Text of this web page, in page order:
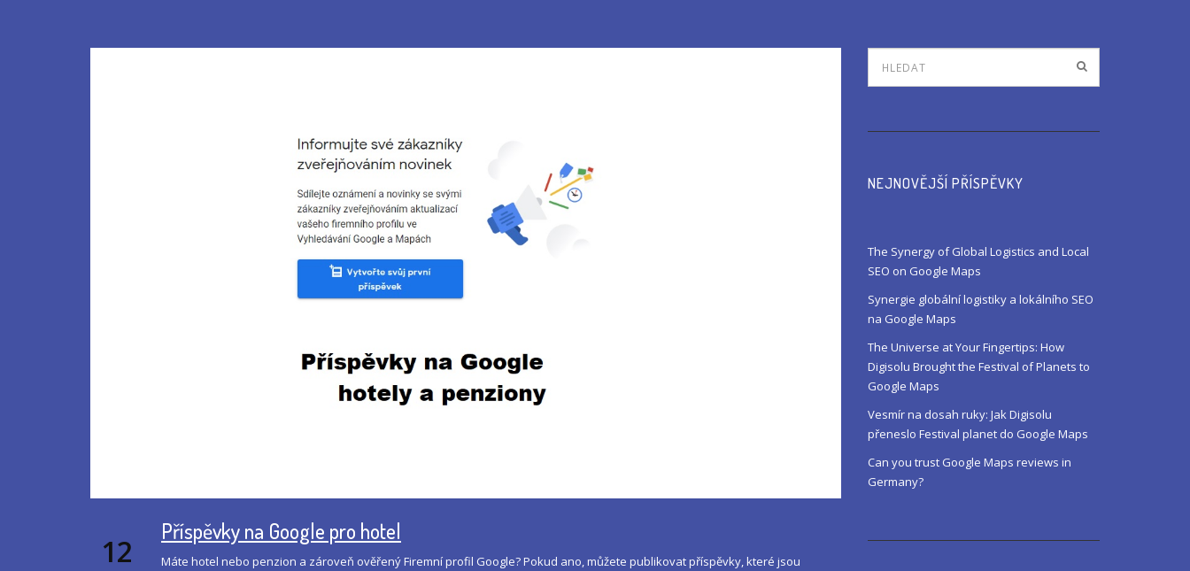
Příspěvky na Google pro hotel
12
Máte hotel nebo penzion a zároveň ověřený Firemní profil Google? Pokud ano, můžete publikovat příspěvky, které jsou
NEJNOVĚJŠÍ PŘÍSPĚVKY
The Synergy of Global Logistics and Local
SEO on Google Maps
Synergie globální logistiky a lokálního SEO
na Google Maps
The Universe at Your Fingertips: How
Digisolu Brought the Festival of Planets to
Google Maps
Vesmír na dosah ruky: Jak Digisolu
přeneslo Festival planet do Google Maps
Can you trust Google Maps reviews in
Germany?